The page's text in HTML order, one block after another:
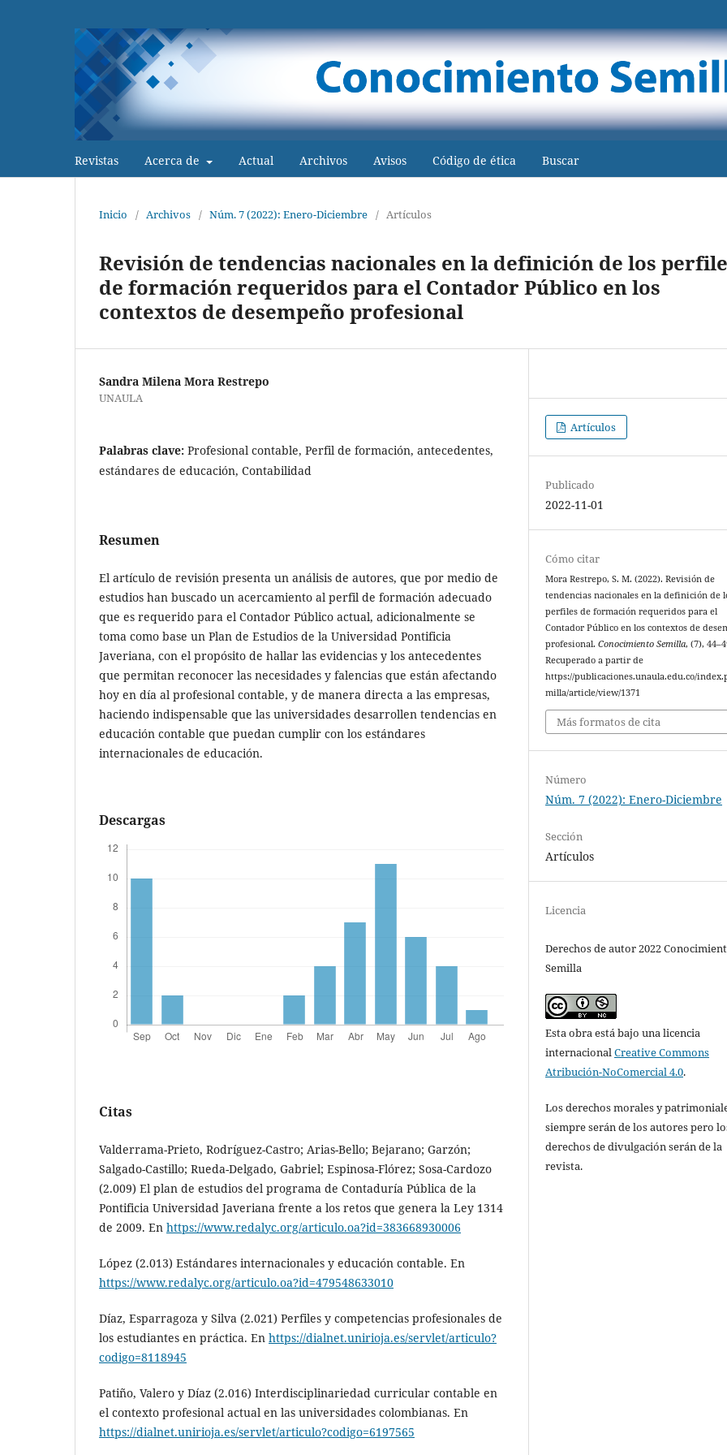
Revistas Acerca de Actual Archivos Avisos Código de ética Buscar
Inicio / Archivos / Núm. 7 (2022): Enero-Diciembre / Artículos
Revisión de tendencias nacionales en la definición de los
de formación requeridos para el Contador Público en los
contextos de desempeño profesional
Sandra Milena Mora Restrepo
UNAULA
Palabras clave: Profesional contable, Perfil de formación, antecedentes,
estándares de educación, Contabilidad
Resumen
El artículo de revisión presenta un análisis de autores, que por medio de
estudios han buscado un acercamiento al perfil de formación adecuado
que es requerido para el Contador Público actual, adicionalmente se
toma como base un Plan de Estudios de la Universidad Pontificia
Javeriana, con el propósito de hallar las evidencias y los antecedentes
que permitan reconocer las necesidades y falencias que están afectando
hoy en día al profesional contable, y de manera directa a las empresas,
haciendo indispensable que las universidades desarrollen tendencias en
educación contable que puedan cumplir con los estándares
internacionales de educación.
Descargas
Citas
Valderrama-Prieto, Rodríguez-Castro; Arias-Bello; Bejarano; Garzón;
Salgado-Castillo; Rueda-Delgado, Gabriel; Espinosa-Flórez; Sosa-Cardozo
(2.009) El plan de estudios del programa de Contaduría Pública de la
Pontificia Universidad Javeriana frente a los retos que genera la Ley 1314
de 2009. En https://www.redalyc.org/articulo.oa?id=383668930006
López (2.013) Estándares internacionales y educación contable. En
https://www.redalyc.org/articulo.oa?id=479548633010
Díaz, Esparragoza y Silva (2.021) Perfiles y competencias profesionales de
los estudiantes en práctica. En https://dialnet.unirioja.es/servlet/articulo?
codigo=8118945
Patiño, Valero y Díaz (2.016) Interdisciplinariedad curricular contable en
el contexto profesional actual en las universidades colombianas. En
https://dialnet.unirioja.es/servlet/articulo?codigo=6197565
Artículos
Publicado
2022-11-01
Cómo citar
Mora Restrepo, S. M. (2022). Revisión de
tendencias nacionales en la definición de
perfiles de formación requeridos para el
Contador Público en los contextos de
profesional.Conocimiento Semilla, (7),
Recuperado a partir de
https://publicaciones.unaula.edu.co/
milla/article/view/1371
Más formatos de cita
Número
Núm. 7 (2022): Enero-Diciembre
Sección
Artículos
Licencia
Derechos de autor 2022
Semilla
Esta obra está bajo una licencia
internacionalCreative Commons
Atribución-NoComercial 4.0.
Los derechos morales y
siempre serán de los autores pero
derechos de divulgación serán de la
revista.